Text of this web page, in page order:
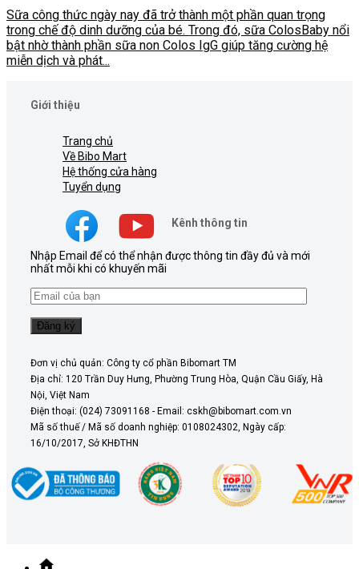
Sữa công thức ngày nay đã trở thành một phần quan trọng
trong chế độ dinh dưỡng của bé. Trong đó, sữa ColosBaby nổi
bật nhờ thành phần sữa non Colos IgG giúp tăng cường hệ
miễn dịch và phát...
Giới thiệu
Trang chủ
Về Bibo Mart
Hệ thống cửa hàng
Tuyển dụng
Kênh thông tin
Nhập Email để có thể nhận được thông tin đầy đủ và mới
nhất mỗi khi có khuyến mãi
Đơn vị chủ quản: Công ty cổ phần Bibomart TM
Địa chỉ: 120 Trần Duy Hưng, Phường Trung Hòa, Quận Cầu Giấy, Hà
Nội, Việt Nam
Điện thoại: (024) 73091168 - Email: cskh@bibomart.com.vn
Mã số thuế / Mã số doanh nghiệp: 0108024302, Ngày cấp:
16/10/2017, Sở KHĐTHN